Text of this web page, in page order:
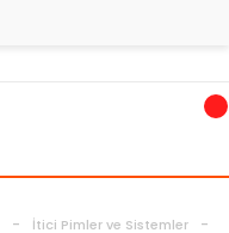
İtici Pimler ve Sistemler